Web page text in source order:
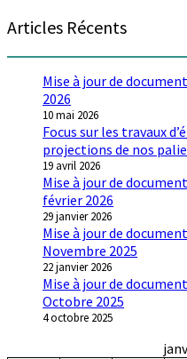
Articles Récents
Mise à jour de
2026
10 mai 2026
Focus sur les travaux
projections de nos
19 avril 2026
Mise à jour de
février 2026
29 janvier 2026
Mise à jour de
Novembre 2025
22 janvier 2026
Mise à jour de
Octobre 2025
4 octobre 2025